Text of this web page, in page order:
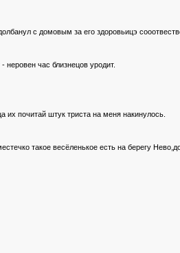
с домовым за его здоровьицэ
час близнецов уродит.
почитай штук триста на меня накинулось.
такое весёленькое есть на берегу